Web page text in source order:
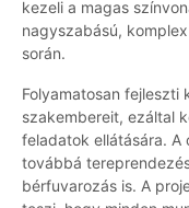
kezeli a magas
nagyszabású,
során.
Folyamatosan fejleszti
szakembereit, ezáltal
feladatok ellátására.
továbbá
bérfuvarozás is. A